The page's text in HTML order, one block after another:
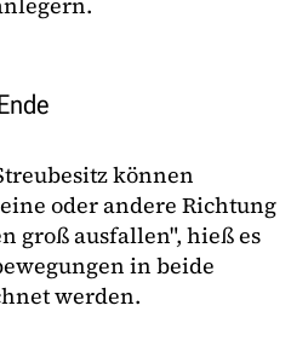
können
oder andere Richtung
groß ausfallen", hieß es
in beide
werden.